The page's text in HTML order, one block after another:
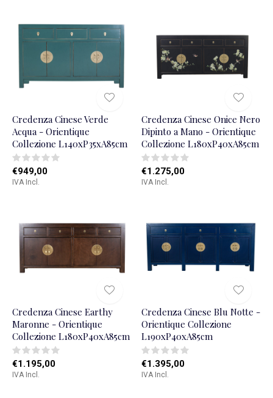
Credenza Cinese Verde
Acqua - Orientique
Collezione L140xP35xA85cm
€949,00
IVA Incl.
Credenza Cinese Onice Nero
Dipinto a Mano - Orientique
Collezione L180xP40xA85cm
€1.275,00
IVA Incl.
Credenza Cinese Earthy
Maronne - Orientique
Collezione L180xP40xA85cm
€1.195,00
IVA Incl.
Credenza Cinese Blu Notte -
Orientique Collezione
L190xP40xA85cm
€1.395,00
IVA Incl.